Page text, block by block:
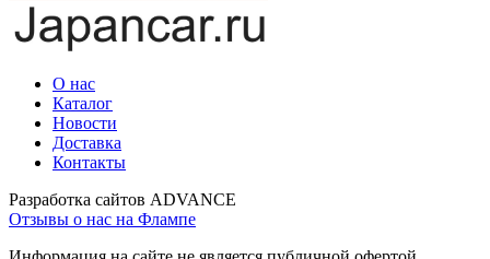
О нас
Каталог
Новости
Доставка
Контакты
Разработка сайтов ADVANCE
Отзывы о нас на Флампе